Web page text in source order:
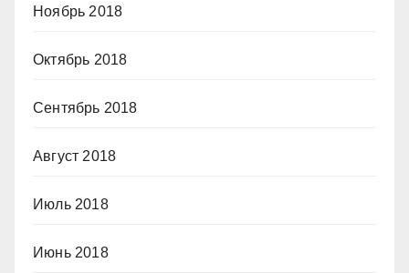
Ноябрь 2018
Октябрь 2018
Сентябрь 2018
Август 2018
Июль 2018
Июнь 2018